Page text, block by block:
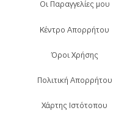
Οι Παραγγελίες μου
Κέντρο Απορρήτου
Όροι Χρήσης
Πολιτική Απορρήτου
Χάρτης Ιστότοπου